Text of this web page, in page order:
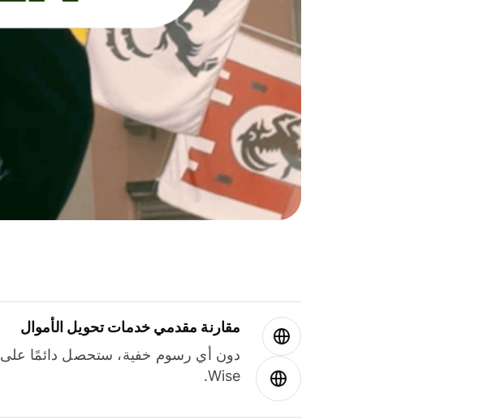
مقارنة مقدمي خدمات تحويل الأموال
دون أي رسوم خفية، ستحصل دائمًا على
Wise.